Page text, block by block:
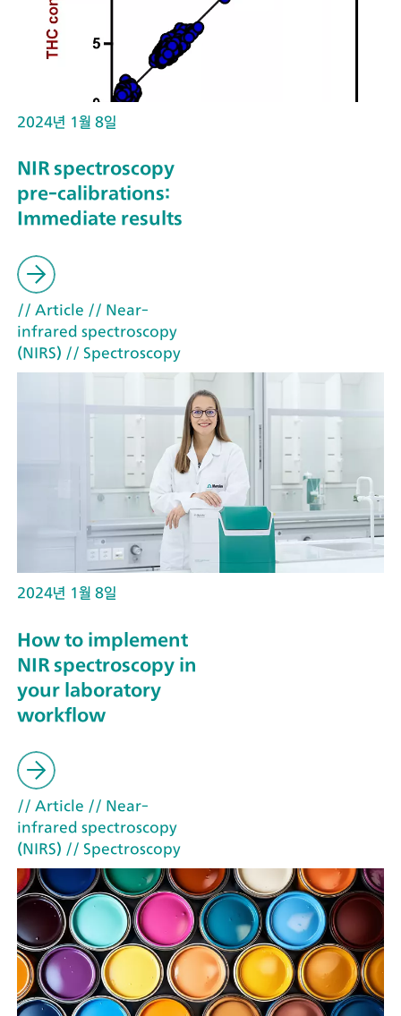
2024년 1월 8일
NIR spectroscopy
pre-calibrations:
Immediate results
// Article // Near-
infrared spectroscopy
(NIRS) // Spectroscopy
2024년 1월 8일
How to implement
NIR spectroscopy in
your laboratory
workflow
// Article // Near-
infrared spectroscopy
(NIRS) // Spectroscopy